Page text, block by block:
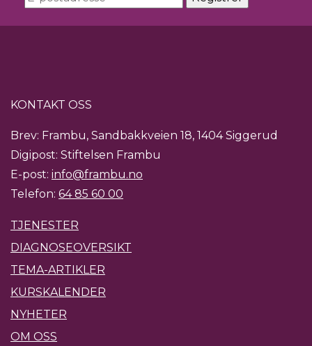
KONTAKT OSS
Brev: Frambu, Sandbakkveien 18, 1404 Siggerud
Digipost: Stiftelsen Frambu
E-post: info@frambu.no
Telefon: 64 85 60 00
TJENESTER
DIAGNOSEOVERSIKT
TEMA-ARTIKLER
KURSKALENDER
NYHETER
OM OSS